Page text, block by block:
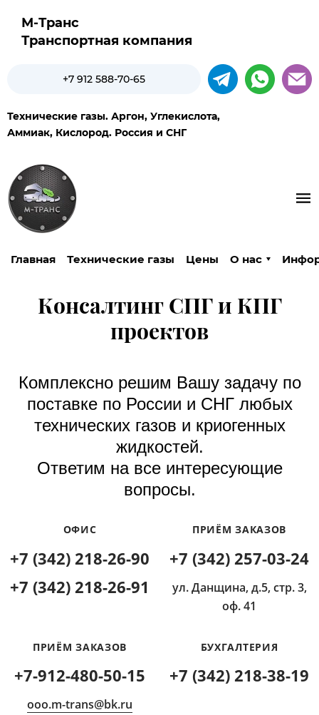
М-Транс
Транспортная компания
+7 912 588-70-65
Технические газы. Аргон, Углекислота,
Аммиак, Кислород. Россия и СНГ​
Главная Технические газы Цены О нас
Консалтинг СПГ и КПГ
проектов
Комплексно решим Вашу задачу по
поставке по России и СНГ любых
технических газов и криогенных
жидкостей.
Ответим на все интересующие
вопросы.
ОФИС
+7 (342) 218-26-90
+7 (342) 218-26-91
ПРИЁМ ЗАКАЗОВ
+7 (342) 257-03-24
ул. Данщина, д.5, стр. 3,
оф. 41
ПРИЁМ ЗАКАЗОВ
+7-912-480-50-15​
ooo.m-trans@bk.ru
БУХГАЛТЕРИЯ
+7 (342) 218-38-19